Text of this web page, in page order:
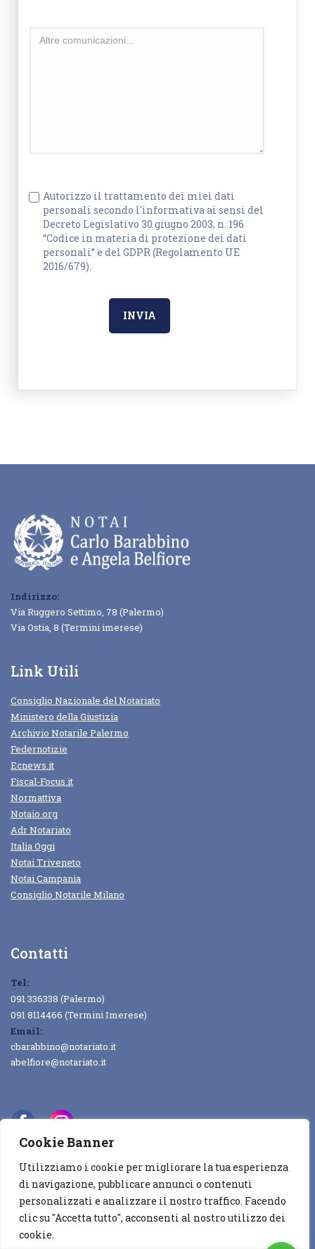
Cookie Banner
Utilizziamo i cookie per migliorare la tua esperienza
di navigazione, pubblicare annunci o contenuti
personalizzati e analizzare il nostro traffico. Facendo
clic su "Accetta tutto", acconsenti al nostro utilizzo dei
cookie.
Autorizzo il trattamento dei miei dati
personali secondo l'informativa ai sensi del
Decreto Legislativo 30 giugno 2003, n. 196
“Codice in materia di protezione dei dati
personali” e del GDPR (Regolamento UE
2016/679).
Indirizzo:
Via Ruggero Settimo, 78 (Palermo)
Via Ostia, 8 (Termini imerese)
Link Utili
Consiglio Nazionale del Notariato
Ministero della Giustizia
Archivio Notarile Palermo
Federnotizie
Ecnews.it
Fiscal-Focus.it
Normattiva
Notaio.org
Adr Notariato
Italia Oggi
Notai Triveneto
Notai Campania
Consiglio Notarile Milano
Contatti
Tel:
091 336338 (Palermo)
091 8114466 (Termini Imerese)
Email:
cbarabbino@notariato.it
abelfiore@notariato.it
Copyright © 2022DGCALAll rights reserved
Privacy & Cookie Policy Contatti